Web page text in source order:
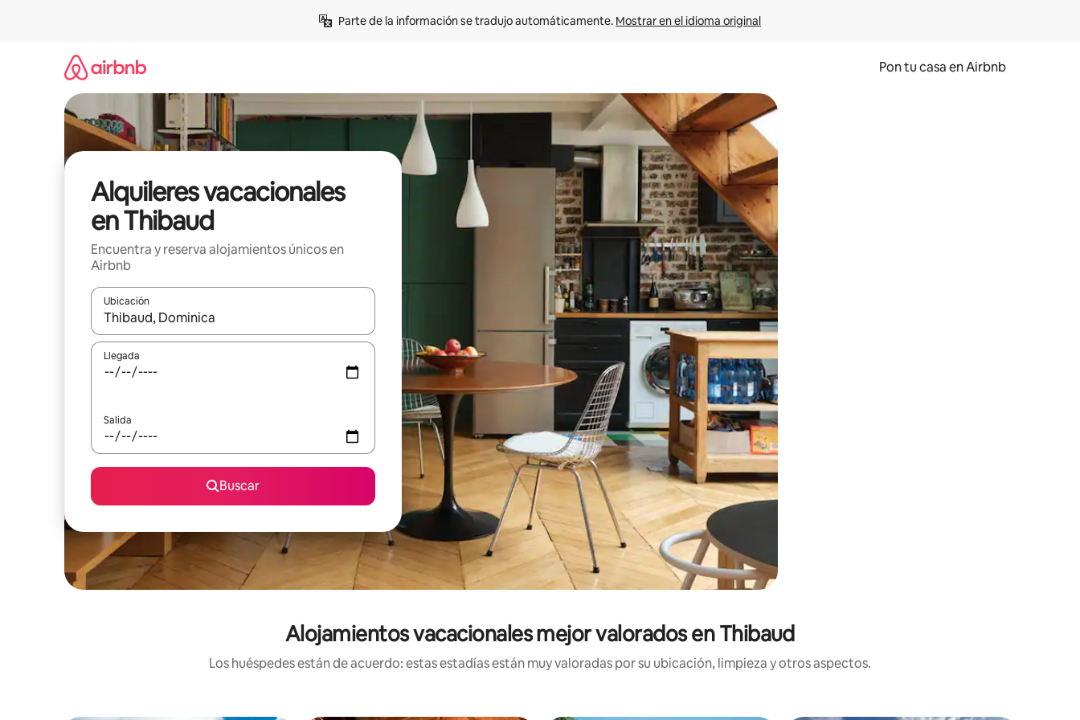
Parte de la información se tradujo automáticamente. Mostrar en el idioma original
Pon tu casa en Airbnb
Alquileres vacacionales
en Thibaud
Encuentra y reserva alojamientos únicos en
Airbnb
Ubicación
Cuando los resultados estén disponibles, navega con las teclas de flecha hacia arriba y hacia abajo o explora con el tacto o desliza el dedo.
Llegada
Salida
Buscar
Alojamientos vacacionales mejor valorados en Thibaud
Los huéspedes están de acuerdo: estas estadías están muy valoradas por su ubicación, limpieza y otros aspectos.